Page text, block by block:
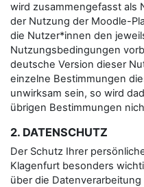
wird zusammengefasst als
der Nutzung der Moodle-
die Nutzer*innen den
Nutzungsbedingungen
deutsche Version dieser
einzelne Bestimmungen
unwirksam sein, so wird
übrigen Bestimmungen
2. DATENSCHUTZ
Der Schutz Ihrer
Klagenfurt besonders
über die